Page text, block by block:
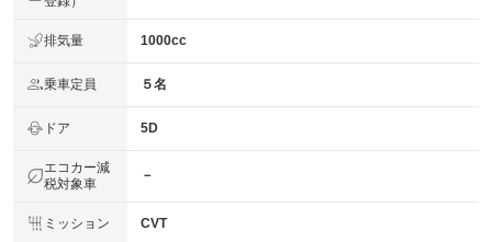
排気量 1000cc
乗車定員 ５名
ドア 5D
エコカー減
税対象車
－
ミッション CVT